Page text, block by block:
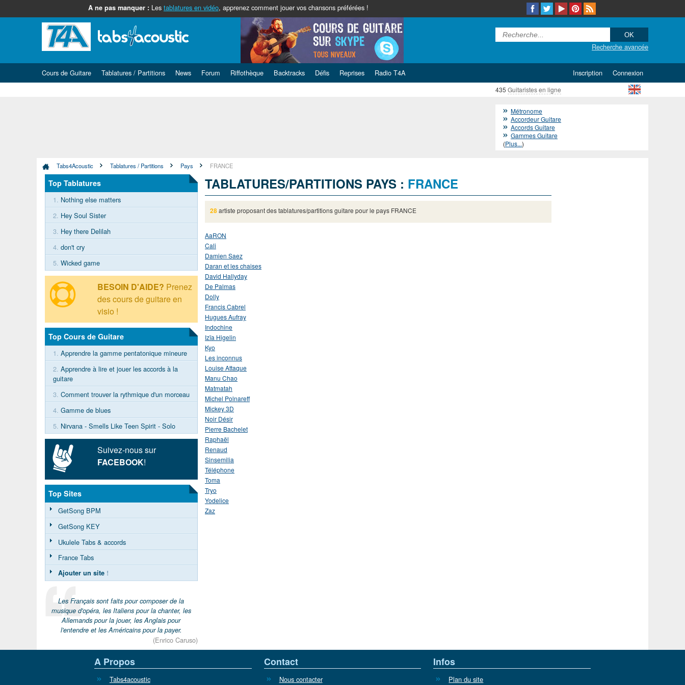
A ne pas manquer : Les tablatures en vidéo, apprenez comment jouer vos chansons préférées !
Recherche avancée
Cours de Guitare Tablatures / Partitions News Forum Riffothèque Backtracks Défis Reprises Radio T4A Connexion
Inscription
435 Guitaristes en ligne
Métronome
Accordeur Guitare
Accords Guitare
Gammes Guitare
(Plus...)
Tabs4Acoustic Tablatures / Partitions Pays FRANCE
TABLATURES/PARTITIONS PAYS : FRANCE
28artiste proposant des tablatures/partitions guitare pour le pays FRANCE
AaRON
Cali
Damien Saez
Daran et les chaises
David Hallyday
De Palmas
Dolly
Francis Cabrel
Hugues Aufray
Indochine
Izïa Higelin
Kyo
Les inconnus
Louise Attaque
Manu Chao
Matmatah
Michel Polnareff
Mickey 3D
Noir Désir
Pierre Bachelet
Raphaël
Renaud
Sinsemilia
Téléphone
Toma
Tryo
Yodelice
Zaz
Top Tablatures
1. Nothing else matters
2. Hey Soul Sister
3. Hey there Delilah
4. don't cry
5. Wicked game
BESOIN D'AIDE? Prenez
des cours de guitare en
visio !
Top Cours de Guitare
1. Apprendre la gamme pentatonique mineure
2. Apprendre à lire et jouer les accords à la
guitare
3. Comment trouver la rythmique d'un morceau
4. Gamme de blues
5. Nirvana - Smells Like Teen Spirit - Solo
Suivez-nous sur
FACEBOOK!
Top Sites
GetSong BPM
GetSong KEY
Ukulele Tabs & accords
France Tabs
Ajouter un site!
Les Français sont faits pour composer de la
musique d'opéra, les Italiens pour la chanter, les
Allemands pour la jouer, les Anglais pour
l'entendre et les Américains pour la payer.
(Enrico Caruso)
A Propos
Tabs4acoustic
Contact
Nous contacter
Infos
Plan du site